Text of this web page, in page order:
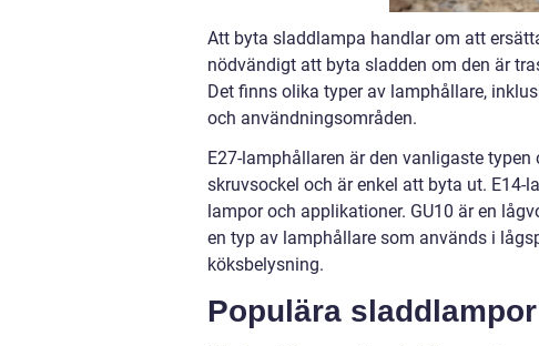
Att byta sladdlampa handlar om att
nödvändigt att byta sladden om den är
Det finns olika typer av lamphållare,
och användningsområden.
E27-lamphållaren är den vanligaste
skruvsockel och är enkel att byta ut.
lampor och applikationer. GU10 är en
en typ av lamphållare som används i
köksbelysning.
Populära sladdlampor